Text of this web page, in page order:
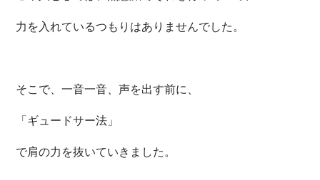
力を入れているつもりはありませんでした。
そこで、一音一音、声を出す前に、
「ギュードサー法」
で肩の力を抜いていきました。